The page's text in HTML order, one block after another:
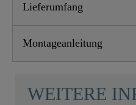
Lieferumfang
Montageanleitung
WEITERE